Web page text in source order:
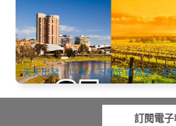
阿德萊德中文包車服務 | 25座(機
暢遊、跨城接駁)
2.7k 已預訂
AUD $307.00
天天出發，以客人下預定單為準，先
訂閱電